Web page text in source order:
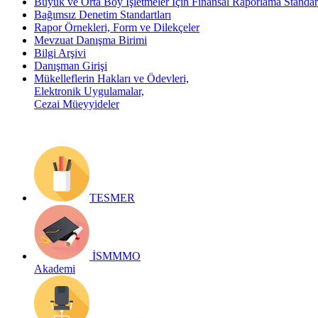
Bağımsız Denetim Standartları
Rapor Örnekleri, Form ve Dilekçeler
Mevzuat Danışma Birimi
Bilgi Arşivi
Danışman Girişi
Mükelleflerin Hakları ve Ödevleri,
Elektronik Uygulamalar,
Cezai Müeyyideler
TESMER
İSMMMO
Akademi